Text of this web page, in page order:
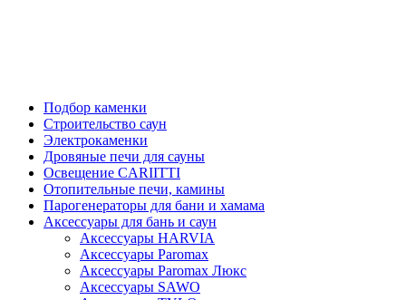
Подбор каменки
Строительство саун
Электрокаменки
Дровяные печи для сауны
Освещение CARIITTI
Отопительные печи, камины
Парогенераторы для бани и хамама
Аксессуары для бань и саун
Аксессуары HARVIA
Аксессуары Paromax
Аксессуары Paromax Люкс
Аксессуары SAWO